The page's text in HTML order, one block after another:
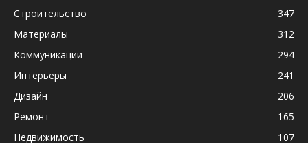
Строительство
347
Материалы
312
Коммуникации
294
Интерьеры
241
Дизайн
206
Ремонт
165
Недвижимость
107